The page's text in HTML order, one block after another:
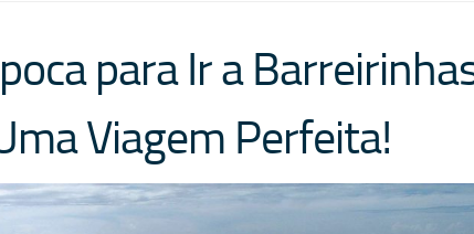
para Ir a
Viagem Perfeita!